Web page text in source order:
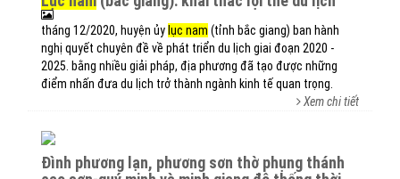
tháng 12/2020, huyện ủy lục nam (tỉnh bắc giang) ban hành
nghị quyết chuyên đề về phát triển du lịch giai đoạn 2020 -
2025. bằng nhiều giải pháp, địa phương đã tạo được những
điểm nhấn đưa du lịch trở thành ngành kinh tế quan trọng.
Xem chi tiết
đình phương lạn, phương sơn thờ phụng thánh